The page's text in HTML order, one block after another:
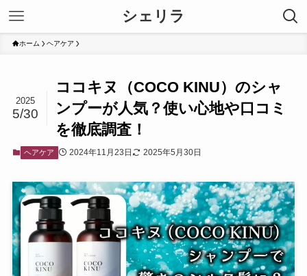
シェリラ
ホーム ヘアケア
ココキヌ（COCO KINU）のシャ
ンプーが人気？使い心地や口コミ
を徹底調査！
2025
5/30
ヘアケア 2024年11月23日 2025年5月30日